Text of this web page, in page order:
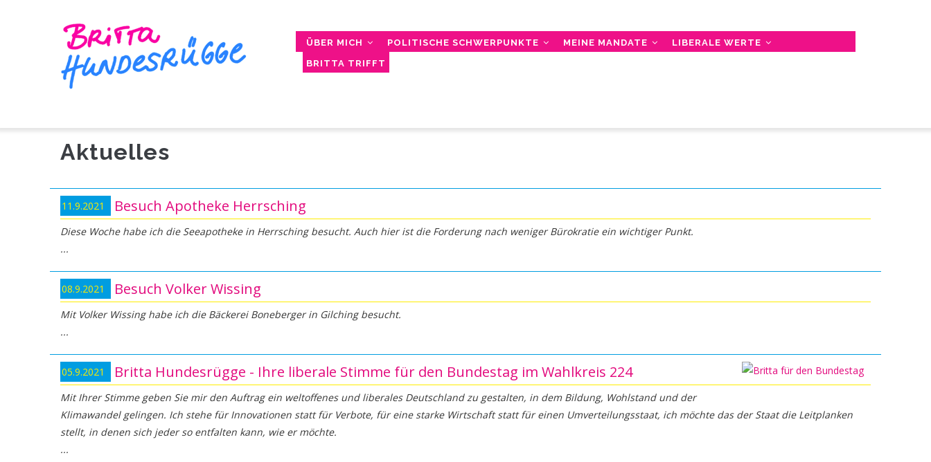
NAVIGATION
ÜBER MICH POLITISCHE SCHWERPUNKTE MEINE MANDATE
LIBERALE WERTE
BRITTA TRIFFT
Aktuelles
11.9.2021 Besuch Apotheke Herrsching
Diese Woche habe ich die Seeapotheke in Herrsching besucht. Auch hier ist die Forderung nach weniger Bürokratie ein wichtiger Punkt.
08.9.2021 Besuch Volker Wissing
Mit Volker Wissing habe ich die Bäckerei Boneberger in Gilching besucht.
05.9.2021 Britta Hundesrügge - Ihre liberale Stimme für den Bundestag im Wahlkreis 224
Mit Ihrer Stimme geben Sie mir den Auftrag ein weltoffenes und liberales Deutschland zu gestalten, in dem Bildung, Wohlstand und der
Klimawandel gelingen. Ich stehe für Innovationen statt für Verbote, für eine starke Wirtschaft statt für einen Umverteilungsstaat, ich möchte das der Staat die Leitplanken
stellt, in denen sich jeder so entfalten kann, wie er möchte.